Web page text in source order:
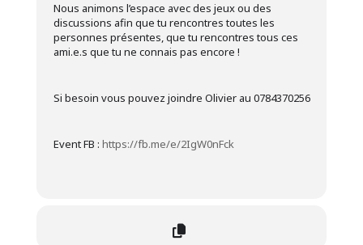
Nous animons l’espace avec des jeux ou des
discussions afin que tu rencontres toutes les
personnes présentes, que tu rencontres tous ces
ami.e.s que tu ne connais pas encore !
Si besoin vous pouvez joindre Olivier au 0784370256
Event FB : https://fb.me/e/2IgW0nFck